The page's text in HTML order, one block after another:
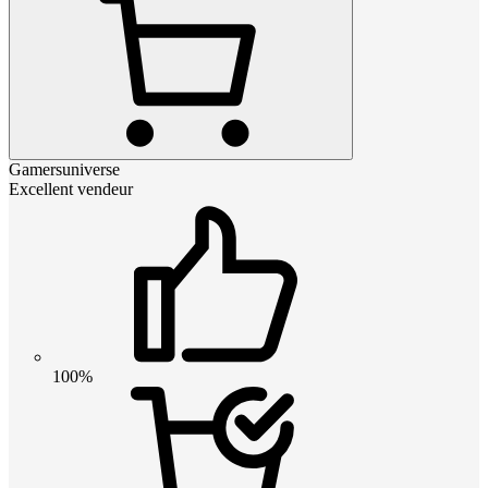
Gamersuniverse
Excellent vendeur
100%